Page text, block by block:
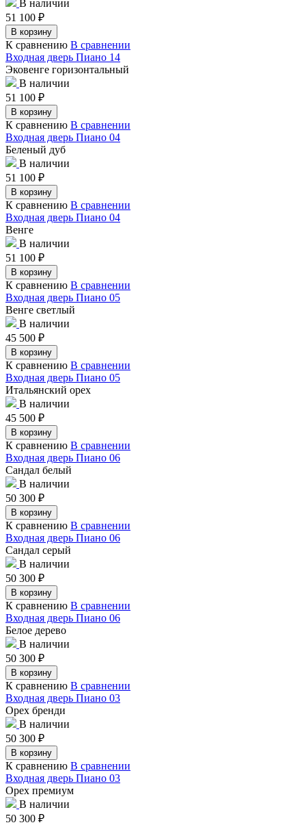
В наличии
51 100 ₽
В корзину
К сравнению В сравнении
Входная дверь Пиано 14
Эковенге горизонтальный
В наличии
51 100 ₽
В корзину
К сравнению В сравнении
Входная дверь Пиано 04
Беленый дуб
В наличии
51 100 ₽
В корзину
К сравнению В сравнении
Входная дверь Пиано 04
Венге
В наличии
51 100 ₽
В корзину
К сравнению В сравнении
Входная дверь Пиано 05
Венге светлый
В наличии
45 500 ₽
В корзину
К сравнению В сравнении
Входная дверь Пиано 05
Итальянский орех
В наличии
45 500 ₽
В корзину
К сравнению В сравнении
Входная дверь Пиано 06
Сандал белый
В наличии
50 300 ₽
В корзину
К сравнению В сравнении
Входная дверь Пиано 06
Сандал серый
В наличии
50 300 ₽
В корзину
К сравнению В сравнении
Входная дверь Пиано 06
Белое дерево
В наличии
50 300 ₽
В корзину
К сравнению В сравнении
Входная дверь Пиано 03
Орех бренди
В наличии
50 300 ₽
В корзину
К сравнению В сравнении
Входная дверь Пиано 03
Орех премиум
В наличии
50 300 ₽